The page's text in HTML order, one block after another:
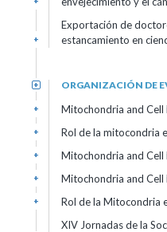
Exportación de
estancamiento en
+
ORGANIZACIÓN DE
+
Mitochondria and
+
Rol de la mitocondria
+
Mitochondria and
+
Mitochondria and
+
Rol de la Mitocondria
+
XIV Jornadas de la